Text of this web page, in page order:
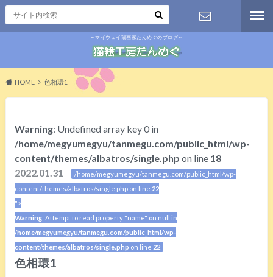
～マイウェイ猫画家たんめぐのブログ～
HOME 色相環1
Warning: Undefined array key 0 in
/home/megyumegyu/tanmegu.com/public_html/wp-
content/themes/albatros/single.php on line 18
2022.01.31
/home/megyumegyu/tanmegu.com/public_html/wp-
content/themes/albatros/single.php on line 22
">
Warning: Attempt to read property "name" on null in
/home/megyumegyu/tanmegu.com/public_html/wp-
content/themes/albatros/single.php on line 22
色相環1